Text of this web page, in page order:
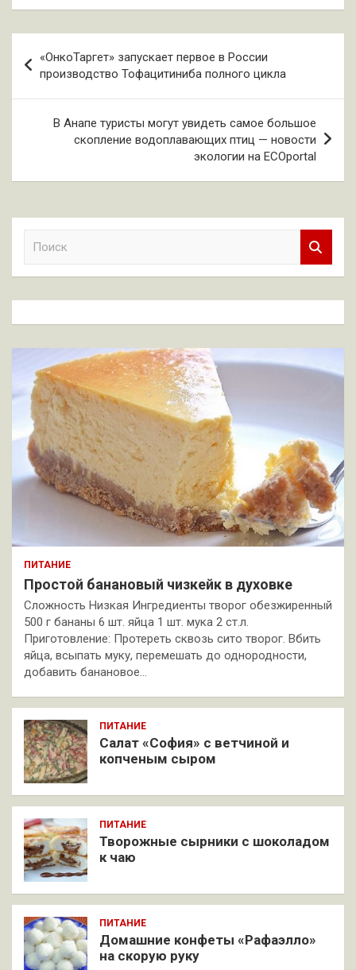
по
записям
«ОнкоТаргет» запускает первое в России
производство Тофацитиниба полного цикла
В Анапе туристы могут увидеть самое большое
скопление водоплавающих птиц — новости
экологии на ECOportal
к
ПИТАНИЕ
Простой банановый чизкейк в духовке
Сложность Низкая Ингредиенты творог обезжиренный
500 г бананы 6 шт. яйца 1 шт. мука 2 ст.л.
Приготовление: Протереть сквозь сито творог. Вбить
яйца, всыпать муку, перемешать до однородности,
добавить банановое…
ПИТАНИЕ
Салат «София» с ветчиной и
копченым сыром
ПИТАНИЕ
Творожные сырники с шоколадом
к чаю
ПИТАНИЕ
Домашние конфеты «Рафаэлло»
на скорую руку